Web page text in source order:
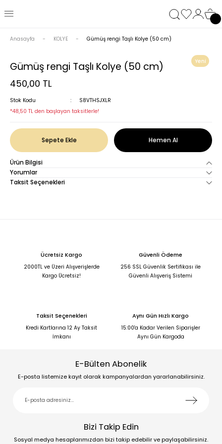
Anasayfa KOLYE Gümüş rengi Taşlı Kolye (50 cm)
Yeni
Gümüş rengi Taşlı Kolye (50 cm)
450,00 TL
Stok Kodu
S8VTHSJXLR
*48,50 TL den başlayan taksitlerle!
Sepete Ekle Hemen Al
Ürün Bilgisi
Yorumlar
Taksit Seçenekleri
Ücretsiz Kargo
2000TL ve Üzeri Alışverişlerde
Kargo Ücretsiz!
Güvenli Ödeme
256 SSL Güvenlik Sertifikası ile
Güvenli Alışveriş Sistemi
Taksit Seçenekleri
Kredi Kartlarına 12 Ay Taksit
İmkanı
Aynı Gün Hızlı Kargo
15:00'a Kadar Verilen Siparişler
Aynı Gün Kargoda
E-Bülten Abonelik
E-posta listemize kayıt olarak kampanyalardan yararlanabilirsiniz.
Bizi Takip Edin
Sosyal medya hesaplarımızdan bizi takip edebilir ve paylaşabilirsiniz.